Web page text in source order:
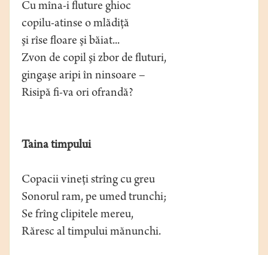
Cu mîna-i fluture ghioc
copilu-atinse o mlădiţă
şi rîse floare şi băiat...
Zvon de copil şi zbor de fluturi,
gingaşe aripi în ninsoare –
Risipă fi-va ori ofrandă?
Taina timpului
Copacii vineţi strîng cu greu
Sonorul ram, pe umed trunchi;
Se frîng clipitele mereu,
Răresc al timpului mănunchi.